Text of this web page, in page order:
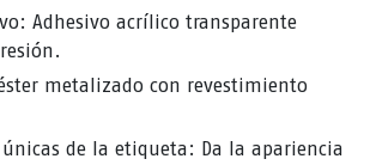
Adhesivo acrílico transparente
metalizado con revestimiento
únicas de la etiqueta: Da la apariencia